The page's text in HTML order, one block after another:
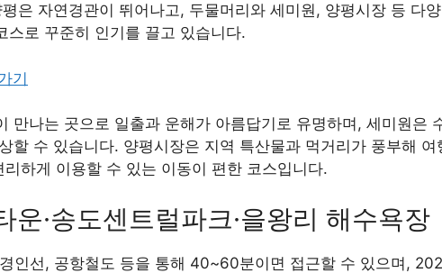
은 자연경관이 뛰어나고, 두물머리와 세미원, 양평시장 등 다
스로 꾸준히 인기를 끌고 있습니다.
기
만나는 곳으로 일출과 운해가 아름답기로 유명하며, 세미원은
할 수 있습니다. 양평시장은 지역 특산물과 먹거리가 풍부해 여
하게 이용할 수 있는 이동이 편한 코스입니다.
운·송도센트럴파크·을왕리 해수욕장
인선, 공항철도 등을 통해 40~60분이면 접근할 수 있으며,